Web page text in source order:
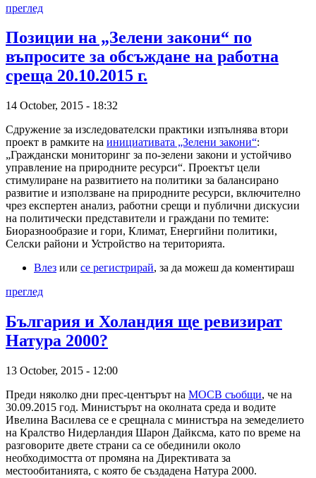
преглед
Позиции на „Зелени закони“ по
въпросите за обсъждане на работна
среща 20.10.2015 г.
14 October, 2015 - 18:32
Сдружение за изследователски практики изпълнява втори
проект в рамките на инициативата „Зелени закони“:
„Граждански мониторинг за по-зелени закони и устойчиво
управление на природните ресурси“. Проектът цели
стимулиране на развитието на политики за балансирано
развитие и използване на природните ресурси, включително
чрез експертен анализ, работни срещи и публични дискусии
на политически представители и граждани по темите:
Биоразнообразие и гори, Климат, Енергийни политики,
Селски райони и Устройство на територията.
Влез или се регистрирай, за да можеш да коментираш
преглед
България и Холандия ще ревизират
Натура 2000?
13 October, 2015 - 12:00
Преди няколко дни прес-центърът на МОСВ съобщи, че на
30.09.2015 год. Министърът на околната среда и водите
Ивелина Василева се е срещнала с министъра на земеделието
на Кралство Нидерландия Шарон Дайксма, като по време на
разговорите двете страни са се обединили около
необходимостта от промяна на Директивата за
местообитанията, с която бе създадена Натура 2000.